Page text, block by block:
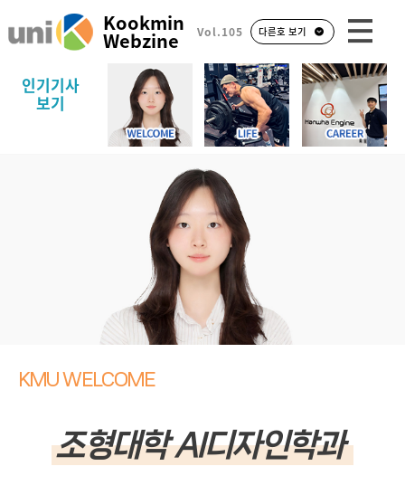
Kookmin
Webzine
Vol.105 다른호 보기
인기기사
보기
KMU WELCOME
조형대학 AI디자인학과